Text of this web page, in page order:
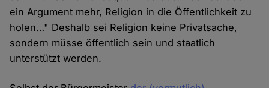
ein Argument mehr, Religion in die Öffentlichkeit zu
holen…" Deshalb sei Religion keine Privatsache,
sondern müsse öffentlich sein und staatlich
unterstützt werden.